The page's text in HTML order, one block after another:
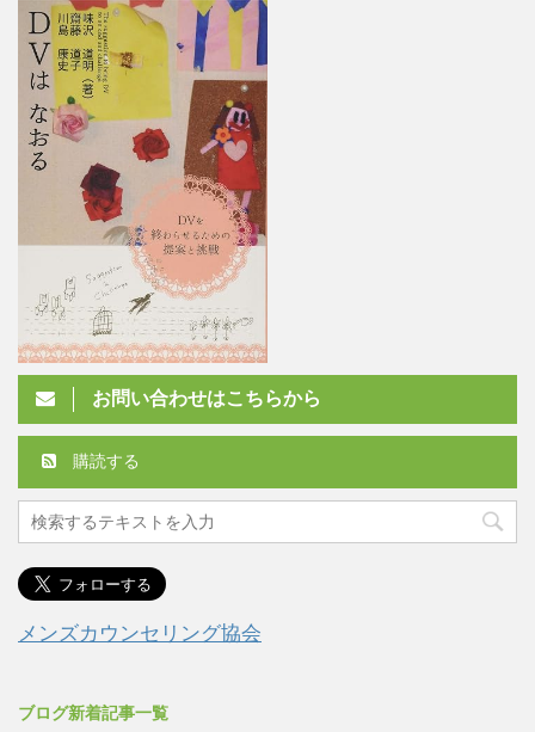
お問い合わせはこちらから
購読する
メンズカウンセリング協会
ブログ新着記事一覧